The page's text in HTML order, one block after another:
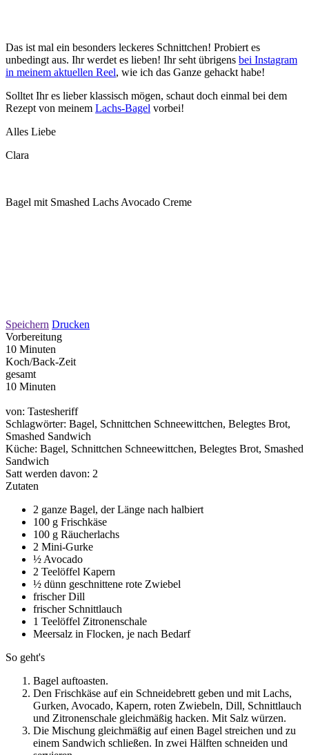
Das ist mal ein besonders leckeres Schnittchen! Probiert es
unbedingt aus. Ihr werdet es lieben! Ihr seht übrigens bei Instagram
in meinem aktuellen Reel, wie ich das Ganze gehackt habe!
Solltet Ihr es lieber klassisch mögen, schaut doch einmal bei dem
Rezept von meinem Lachs-Bagel vorbei!
Alles Liebe
Clara
Bagel mit Smashed Lachs Avocado Creme
Speichern Drucken
Vorbereitung
10 Minuten
Koch/Back-Zeit
gesamt
10 Minuten
von: Tastesheriff
Schlagwörter: Bagel, Schnittchen Schneewittchen, Belegtes Brot,
Smashed Sandwich
Küche: Bagel, Schnittchen Schneewittchen, Belegtes Brot, Smashed
Sandwich
Satt werden davon: 2
Zutaten
2 ganze Bagel, der Länge nach halbiert
100 g Frischkäse
100 g Räucherlachs
2 Mini-Gurke
½ Avocado
2 Teelöffel Kapern
½ dünn geschnittene rote Zwiebel
frischer Dill
frischer Schnittlauch
1 Teelöffel Zitronenschale
Meersalz in Flocken, je nach Bedarf
So geht's
Bagel auftoasten.
Den Frischkäse auf ein Schneidebrett geben und mit Lachs,
Gurken, Avocado, Kapern, roten Zwiebeln, Dill, Schnittlauch
und Zitronenschale gleichmäßig hacken. Mit Salz würzen.
Die Mischung gleichmäßig auf einen Bagel streichen und zu
einem Sandwich schließen. In zwei Hälften schneiden und